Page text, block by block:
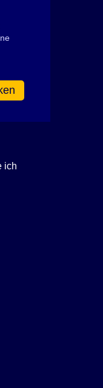
ich